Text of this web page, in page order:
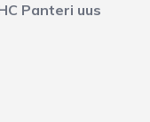
Panteri uus